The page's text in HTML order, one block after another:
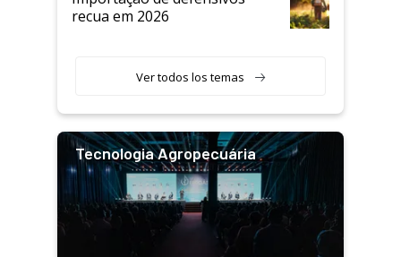
recua em 2026
Ver todos los temas
Tecnologia Agropecuária